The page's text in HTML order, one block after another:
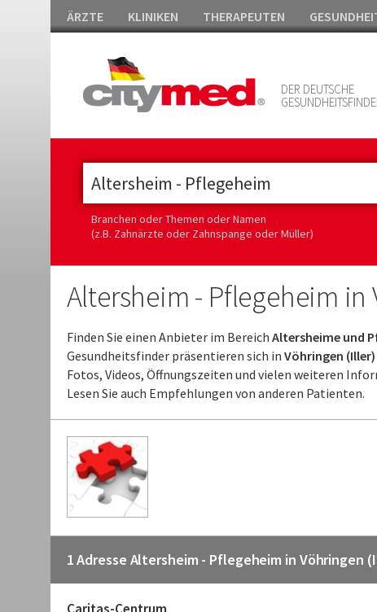
ÄRZTE KLINIKEN THERAPEUTEN
DER DEUTSCHE
Branchen oder Themen oder Namen
(z.B. Zahnärzte oder Zahnspange oder Müller)
Altersheim - Pflegeheim in
Finden Sie einen Anbieter im Bereich Altersheime und
Gesundheitsfinder präsentieren sich in Vöhringen
Fotos, Videos, Öffnungszeiten und vielen weiteren
Lesen Sie auch Empfehlungen von anderen Patienten.
1 Adresse Altersheim - Pflegeheim in Vöhringen